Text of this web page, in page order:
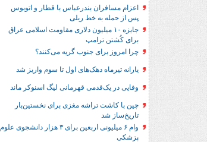
اعزام مسافران بندرعباس با قطار و اتوبوس
پس از حمله به خط ریلی
جایزه ۱۰ میلیون دلاری مقاومت اسلامی عراق
برای کُشتن ترامپ
چرا امروز برای جنوب گریه می‌کنند؟
یارانه تیرماه دهک‌های اول تا سوم واریز شد
وفایی در یک‎‌قدمی قهرمانی لیگ اسنوکر ماند
چین با کاشت تراشه مغزی برای نخستین‌بار
تاریخ‌ساز شد
وام ۶ میلیونی اربعین برای ۳ هزار دانشجوی علوم
پزشکی